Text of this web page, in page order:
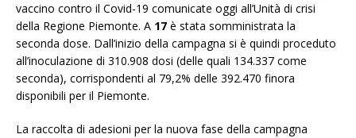
vaccino contro il Covid-19 comunicate oggi all’Unità di crisi
della Regione Piemonte. A 17 è stata somministrata la
seconda dose. Dall’inizio della campagna si è quindi proceduto
all’inoculazione di 310.908 dosi (delle quali 134.337 come
seconda), corrispondenti al 79,2% delle 392.470 finora
disponibili per il Piemonte.
La raccolta di adesioni per la nuova fase della campagna